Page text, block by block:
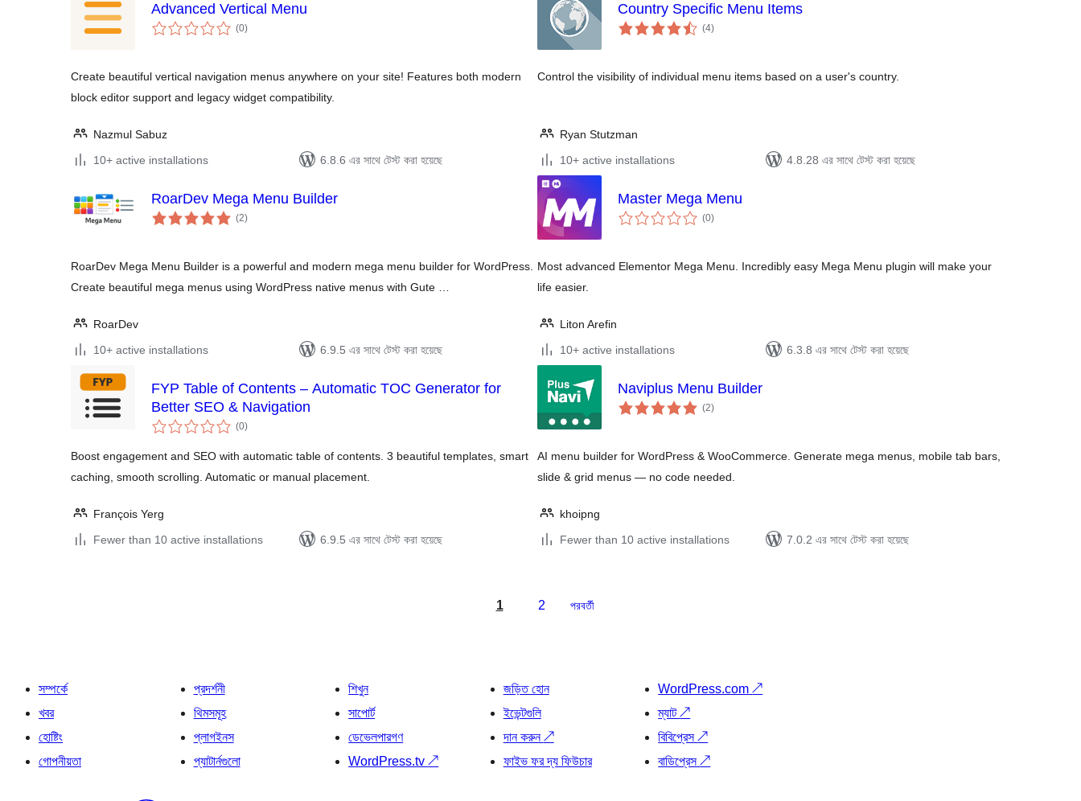
Advanced Vertical Menu
(0total
ratings
)
Create beautiful vertical navigation menus anywhere on your site! Features both modern
block editor support and legacy widget compatibility.
Nazmul Sabuz
10+ active installations
6.8.6 এর সাথে টেস্ট করা হয়েছে
Country Specific Menu Items
(4total
ratings
)
Control the visibility of individual menu items based on a user's country.
Ryan Stutzman
10+ active installations
4.8.28 এর সাথে টেস্ট করা হয়েছে
RoarDev Mega Menu Builder
(2total
ratings
)
RoarDev Mega Menu Builder is a powerful and modern mega menu builder for WordPress.
Create beautiful mega menus using WordPress native menus with Gute …
RoarDev
10+ active installations
6.9.5 এর সাথে টেস্ট করা হয়েছে
Master Mega Menu
(0total
ratings
)
Most advanced Elementor Mega Menu. Incredibly easy Mega Menu plugin will make your
life easier.
Liton Arefin
10+ active installations
6.3.8 এর সাথে টেস্ট করা হয়েছে
FYP Table of Contents – Automatic TOC Generator for
Better SEO & Navigation
(0total
ratings
)
Boost engagement and SEO with automatic table of contents. 3 beautiful templates, smart
caching, smooth scrolling. Automatic or manual placement.
François Yerg
Fewer than 10 active installations
6.9.5 এর সাথে টেস্ট করা হয়েছে
Naviplus Menu Builder
(2total
ratings
)
AI menu builder for WordPress & WooCommerce. Generate mega menus, mobile tab bars,
slide & grid menus — no code needed.
khoipng
Fewer than 10 active installations
7.0.2 এর সাথে টেস্ট করা হয়েছে
1 2 পরবর্তী
সম্পর্কে
খবর
হোষ্টিং
গোপনীয়তা
প্রদর্শনী
থিমসমূহ
প্লাগইনস
প্যাটার্নগুলো
শিখুন
সাপোর্ট
ডেভেলপারগণ
WordPress.tv↗
জড়িত হোন
ইভেন্টগুলি
দান করুন↗
ফাইভ ফর দ্য ফিউচার
WordPress.com↗
ম্যাট↗
বিবিপ্রেস↗
বাডিপ্রেস↗